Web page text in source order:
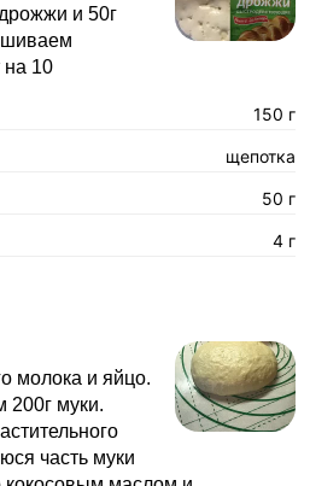
и 50г
на 10
150 г
щепотка
50 г
4 г
молока и яйцо.
муки.
часть муки